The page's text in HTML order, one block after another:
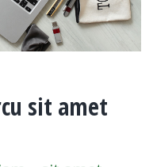
sit amet